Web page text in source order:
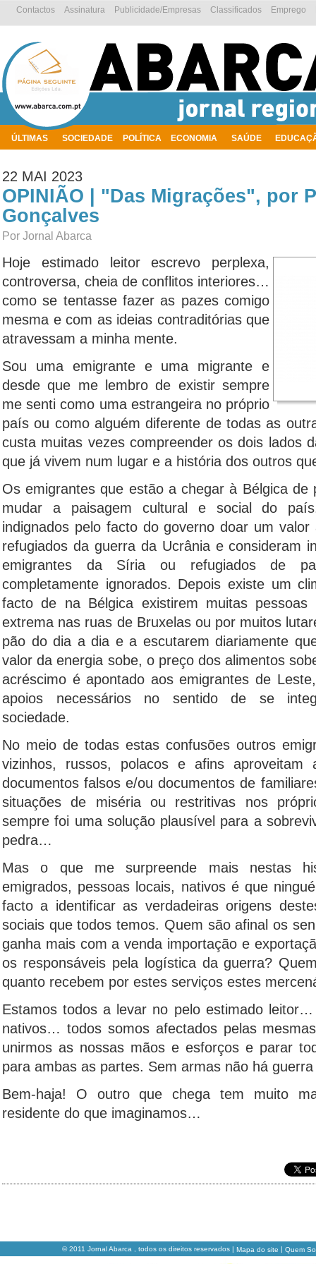
ÚLTIMAS SOCIEDADE POLÍTICA ECONOMIA SAÚDE
Emprego
Classificados
Publicidade/Empresas
Assinatura
Contactos
22 MAI 2023
OPINIÃO | "Das Migrações", por
Gonçalves
Por Jornal Abarca
Hoje estimado leitor escrevo perplexa,
controversa, cheia de conflitos interiores…
como se tentasse fazer as pazes comigo
mesma e com as ideias contraditórias que
atravessam a minha mente.
Sou uma emigrante e uma migrante e
desde que me lembro de existir sempre
me senti como uma estrangeira no próprio
país ou como alguém diferente de todas as
custa muitas vezes compreender os dois lados
que já vivem num lugar e a história dos outros
Os emigrantes que estão a chegar à Bélgica
mudar a paisagem cultural e social do
indignados pelo facto do governo doar um
refugiados da guerra da Ucrânia e consideram
emigrantes da Síria ou refugiados de
completamente ignorados. Depois existe um
facto de na Bélgica existirem muitas
extrema nas ruas de Bruxelas ou por muitos
pão do dia a dia e a escutarem diariamente
valor da energia sobe, o preço dos alimentos
acréscimo é apontado aos emigrantes de
apoios necessários no sentido de se
sociedade.
No meio de todas estas confusões outros
vizinhos, russos, polacos e afins aproveitam
documentos falsos e/ou documentos de
situações de miséria ou restritivas nos
sempre foi uma solução plausível para a
pedra…
Mas o que me surpreende mais nestas
emigrados, pessoas locais, nativos é que
facto a identificar as verdadeiras origens
sociais que todos temos. Quem são afinal os
ganha mais com a venda importação e
os responsáveis pela logística da guerra?
quanto recebem por estes serviços estes
Estamos todos a levar no pelo estimado
nativos… todos somos afectados pelas
unirmos as nossas mãos e esforços e parar
para ambas as partes. Sem armas não há
Bem-haja! O outro que chega tem muito
residente do que imaginamos…
© 2011 Jornal Abarca , todos os direitos reservados | Mapa do site | Quem